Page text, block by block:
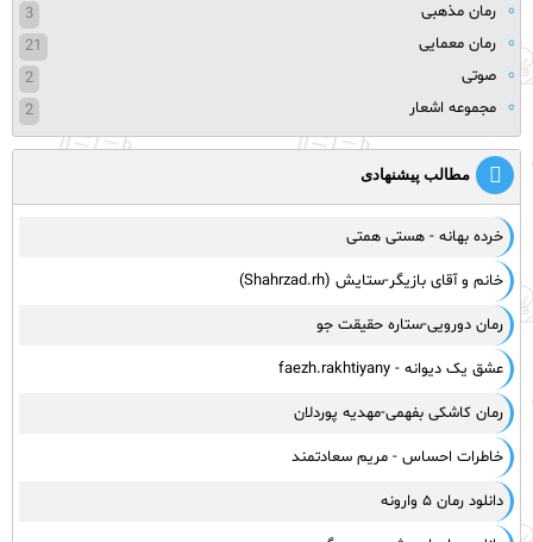
رمان مذهبی
3
رمان معمایی
21
صوتی
2
مجموعه اشعار
2
مطالب پیشنهادی
خرده بهانه - هستی همتی
خانم و آقای بازیگر-ستایش (Shahrzad.rh)
رمان دورویی-ستاره حقیقت جو
عشق یک دیوانه - faezh.rakhtiyany
رمان کاشکی بفهمی-مهدیه پوردلان
خاطرات احساس - مریم سعادتمند
دانلود رمان ۵ وارونه